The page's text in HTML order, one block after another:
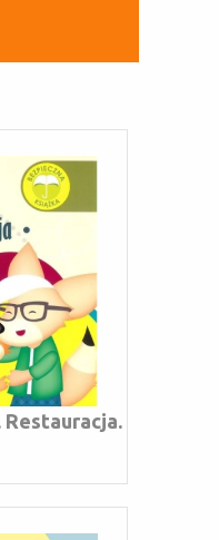
Restauracja.